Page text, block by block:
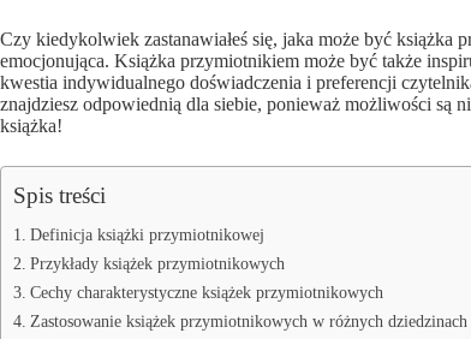
Czy kiedykolwiek zastanawiałeś się, jaka może być
emocjonująca. Książka przymiotnikiem może być także
kwestia indywidualnego doświadczenia i preferencji
znajdziesz odpowiednią dla siebie, ponieważ możliwości są
książka!
Spis treści
Definicja książki przymiotnikowej
Przykłady książek przymiotnikowych
Cechy charakterystyczne książek przymiotnikowych
Zastosowanie książek przymiotnikowych w różnych dziedzinach